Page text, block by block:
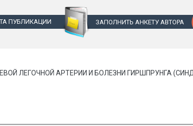
ПУБЛИКАЦИИ ЗАПОЛНИТЬ АНКЕТУ АВТОРА
ЛЕГОЧНОЙ АРТЕРИИ И БОЛЕЗНИ ГИРШПРУНГА